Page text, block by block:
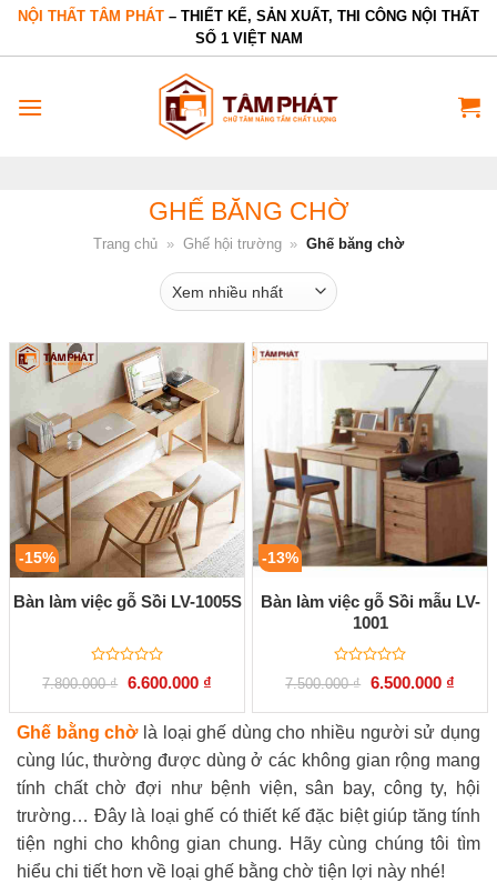
Bỏ
dung
NỘI THẤT TÂM PHÁT – THIẾT KẾ, SẢN XUẤT, THI CÔNG NỘI THẤT
SỐ 1 VIỆT NAM
GHẾ BĂNG CHỜ
Trang chủ » Ghế hội trường » Ghế băng chờ
-15%
Bàn làm việc gỗ Sồi LV-1005S
Được
xếp
5
7.800.000₫ Giá
là:
7.800.000 ₫.
6.600.000 ₫Giá
tại
là:
6.600.000 ₫.
-13%
Bàn làm việc gỗ Sồi mẫu LV-
1001
Được
xếp
5
7.500.000₫ Giá
là:
7.500.000 ₫.
6.500.000 ₫Giá
tại
Ghế bằng chờlà loại ghế dùng cho nhiều người sử dụng
cùng lúc, thường được dùng ở các không gian rộng mang
tính chất chờ đợi như bệnh viện, sân bay, công ty, hội
trường… Đây là loại ghế có thiết kế đặc biệt giúp tăng tính
tiện nghi cho không gian chung. Hãy cùng chúng tôi tìm
hiểu chi tiết hơn về loại ghế bằng chờ tiện lợi này nhé!